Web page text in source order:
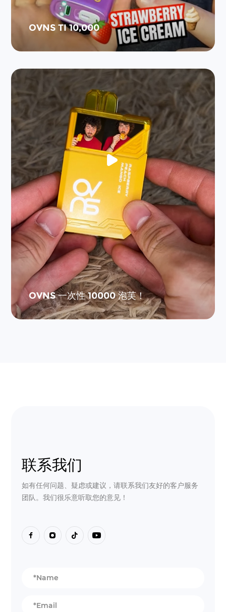
OVNS TI 10,000
OVNS 一次性 10000 泡芙！
联系我们
如有任何问题、疑虑或建议，请联系我们友好的客户服务
团队。我们很乐意听取您的意见！